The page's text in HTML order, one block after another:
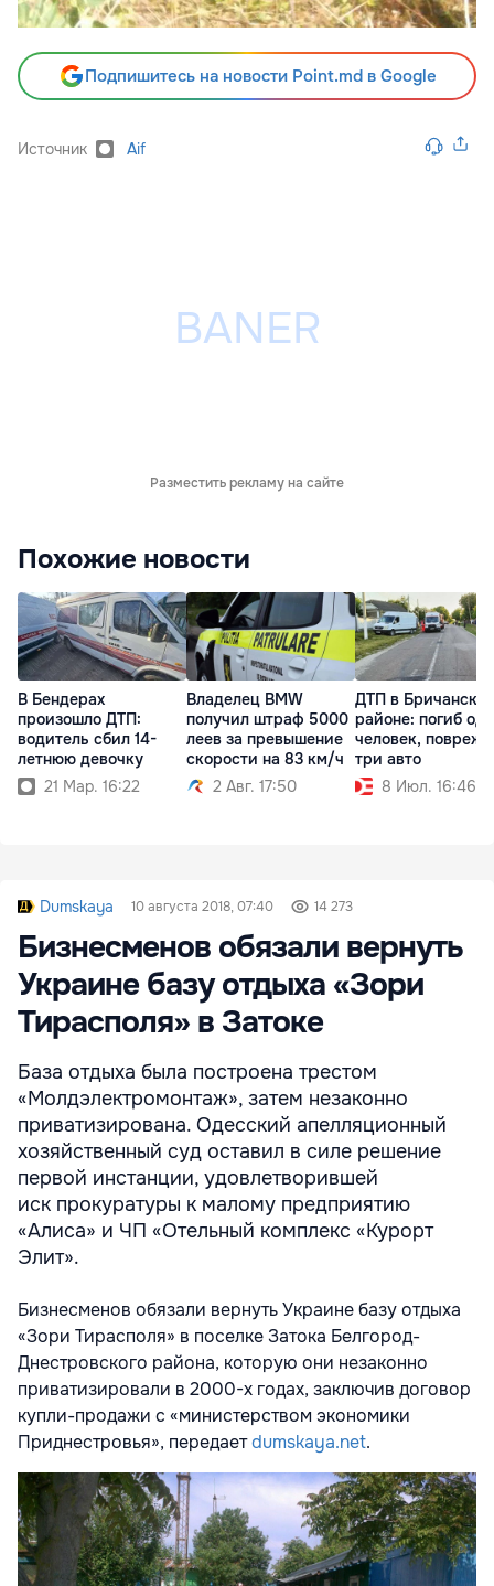
Подпишитесь на новости Point.md в Google
Источник Aif
Разместить рекламу на сайте
Похожие новости
В Бендерах
произошло ДТП:
водитель сбил 14-
летнюю девочку
21 Мар. 16:22
Владелец BMW
получил штраф 5000
леев за превышение
скорости на 83 км/ч
2 Авг. 17:50
ДТП в
районе: погиб
человек,
три авто
8 Июл. 16:46
Dumskaya 10 августа 2018, 07:40 14 273
Бизнесменов обязали вернуть
Украине базу отдыха «Зори
Тирасполя» в Затоке
База отдыха была построена трестом
«Молдэлектромонтаж», затем незаконно
приватизирована. Одесский апелляционный
хозяйственный суд оставил в силе решение
первой инстанции, удовлетворившей
иск прокуратуры к малому предприятию
«Алиса» и ЧП «Отельный комплекс «Курорт
Элит».
Бизнесменов обязали вернуть Украине базу отдыха
«Зори Тирасполя» в поселке Затока Белгород-
Днестровского района, которую они незаконно
приватизировали в 2000-х годах, заключив договор
купли-продажи с «министерством экономики
Приднестровья», передаетdumskaya.net.